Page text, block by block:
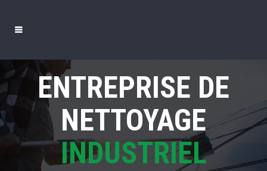
ENTREPRISE DE
NETTOYAGE
INDUSTRIEL